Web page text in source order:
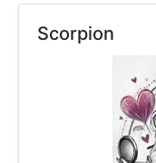
Scorpion